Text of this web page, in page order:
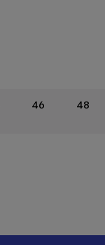
46
46 48
48